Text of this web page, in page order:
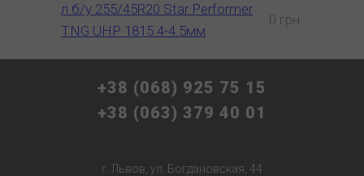
л б/у 255/45R20 Star Performer
TNG UHP 1815 4-4.5мм
0 грн
+38 (068) 925 75 15
+38 (063) 379 40 01
г. Львов, ул. Богдановская, 44